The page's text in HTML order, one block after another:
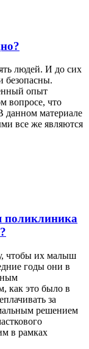
людей. И до сих
безопасны.
опыт
вопросе, что
данном материале
все же являются
поликлиника
чтобы их малыш
годы они в
как это было в
за
решением
в рамках